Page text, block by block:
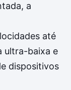
a
até
ultra-baixa e
dispositivos